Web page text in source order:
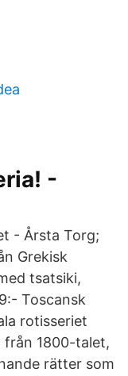
-
- Årsta Torg;
Grekisk
tsatsiki,
Toscansk
rotisseriet
1800-talet,
rätter som